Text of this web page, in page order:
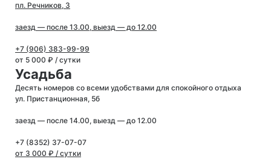
пл. Речников, 3
заезд — после 13.00, выезд — до 12.00
+7 (906) 383-99-99
от 5 000 ₽ / сутки
Усадьба
Десять номеров со всеми удобствами для спокойного отдыха
ул. Пристанционная, 5б
заезд — после 14.00, выезд — до 12.00
+7 (8352) 37-07-07
от 3 000 ₽ / сутки